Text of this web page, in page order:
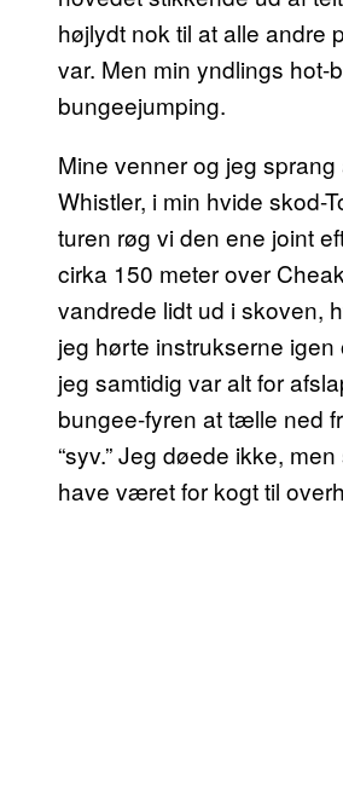
højlydt nok til at alle
var. Men min yndlings
bungeejumping.
Mine venner og jeg
Whistler, i min hvide skod-
turen røg vi den ene joint
cirka 150 meter over
vandrede lidt ud i skoven,
jeg hørte instrukserne
jeg samtidig var alt for
bungee-fyren at tælle ned
“syv.” Jeg døede ikke,
have været for kogt til